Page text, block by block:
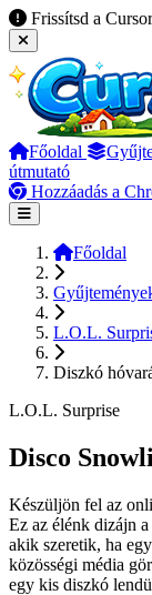
Frissítsd a
Főoldal
útmutató
Hozzáadás a
Főoldal
L.O.L.
Diszkó
L.O.L. Surprise
Disco
Készüljön fel az
Ez az élénk dizájn
akik szeretik, ha
közösségi média
egy kis diszkó